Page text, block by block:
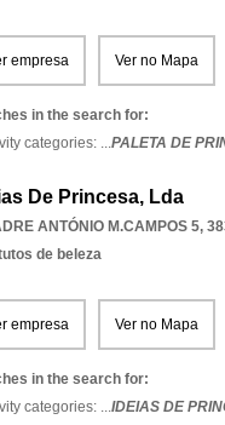
empresa Ver no Mapa
in the search for:
categories: ...PALETA DE
De Princesa, Lda
ANTÓNIO M.CAMPOS 5,
de beleza
empresa Ver no Mapa
in the search for:
categories: ...IDEIAS DE